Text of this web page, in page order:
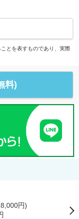
とを表すものであり、実際
料)
円)